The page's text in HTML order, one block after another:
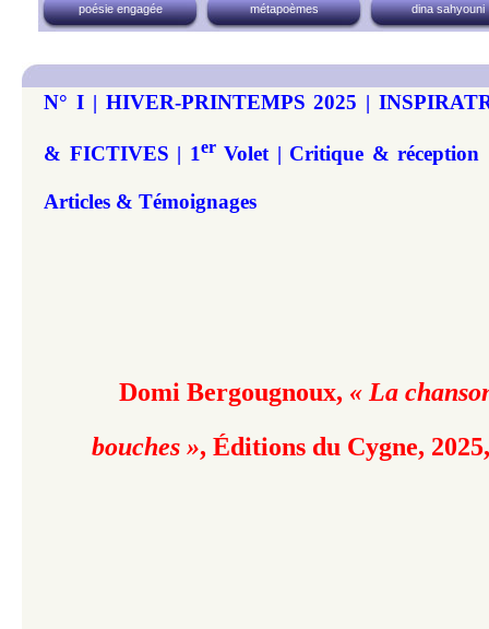
poésie engagée métapoèmes dina sahyouni
N° I | HIVER-PRINTEMPS 2025 |
& FICTIVES | 1erVolet | Critique & réception
Articles & Témoignages
Domi Bergougnoux, « La
bouches », Éditions du Cygne,